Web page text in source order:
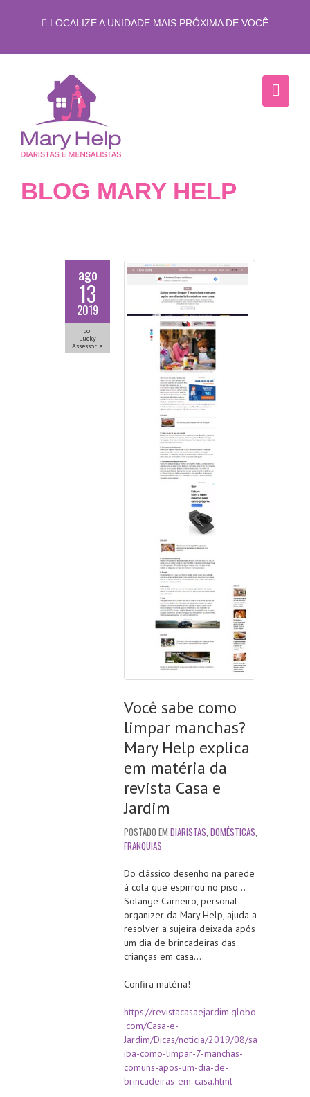
LOCALIZE A UNIDADE MAIS PRÓXIMA DE VOCÊ
BLOG MARY HELP
ago
13
2019
por
Lucky
Assessoria
Você sabe como
limpar manchas?
Mary Help explica
em matéria da
revista Casa e
Jardim
POSTADO EM DIARISTAS DOMÉSTICAS
FRANQUIAS
Do clássico desenho na parede
à cola que espirrou no piso…
Solange Carneiro, personal
organizer da Mary Help, ajuda a
resolver a sujeira deixada após
um dia de brincadeiras das
crianças em casa….
Confira matéria!
https://revistacasaejardim.globo
.com/Casa-e-
Jardim/Dicas/noticia/2019/08/sa
iba-como-limpar-7-manchas-
comuns-apos-um-dia-de-
brincadeiras-em-casa.html